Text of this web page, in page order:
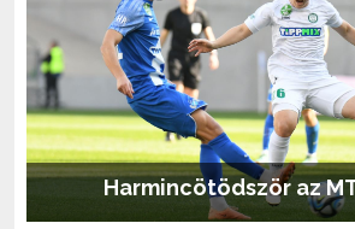
Harmincötödször az